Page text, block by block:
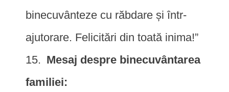
binecuvânteze cu răbdare și într-
ajutorare. Felicitări din toată inima!”
Mesaj despre binecuvântarea
familiei: